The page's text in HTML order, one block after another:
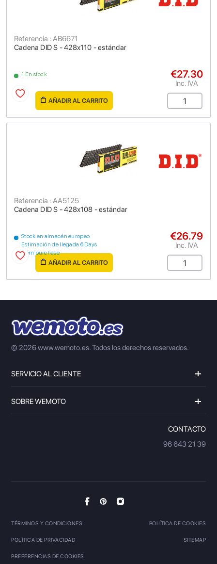
Cadena DID S - 428x110 - estándar
Referencia : AB6671
1 En stock €27.30
Inc. IVA
AÑADIR AL CARRITO
Cadena DID S - 428x108 - estándar
Referencia : AA5125
Stock en almacén europeo
Estimación de llegada 6 Days
from purchase
€26.79
Inc. IVA
AÑADIR AL CARRITO
© 2026 www.wemoto.es.Todos los derechos reservados.
SERVICIO AL CLIENTE
SOBRE WEMOTO
CONTACTO
96 643 21 39
TÉRMINOS Y CONDICIONES POLÍTICA DE COOKIES
POLÍTICA DE PRIVACIDAD SITEMAP
PREFERENCIAS DE COOKIES